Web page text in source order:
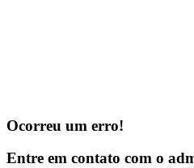
Ocorreu um erro!
Entre em contato com o